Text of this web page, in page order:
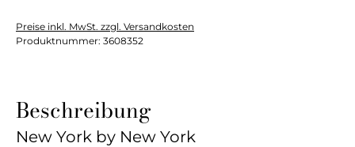
Preise inkl. MwSt. zzgl. Versandkosten
Produktnummer: 3608352
Beschreibung
New York by New York